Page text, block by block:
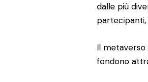
dalle più
partecipanti,
Il metaverso
fondono